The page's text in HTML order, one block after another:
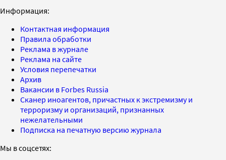
Информация:
Контактная информация
Правила обработки
Реклама в журнале
Реклама на сайте
Условия перепечатки
Архив
Вакансии в Forbes Russia
Сканер иноагентов, причастных к экстремизму и
терроризму и организаций, признанных
нежелательными
Подписка на печатную версию журнала
Мы в соцсетях: